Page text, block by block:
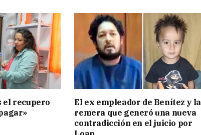
el recupero
El ex empleador de Benítez y la
remera que generó una nueva
contradicción en el juicio por